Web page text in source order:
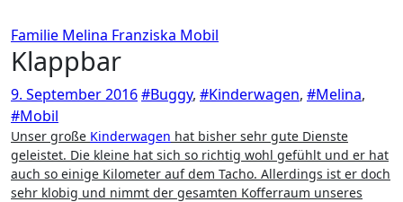
Familie Melina Franziska Mobil
Klappbar
9. September 2016#Buggy, #Kinderwagen, #Melina,
#Mobil
Unser große Kinderwagen hat bisher sehr gute Dienste
geleistet. Die kleine hat sich so richtig wohl gefühlt und er hat
auch so einige Kilometer auf dem Tacho. Allerdings ist er doch
sehr klobig und nimmt der gesamten Kofferraum unseres